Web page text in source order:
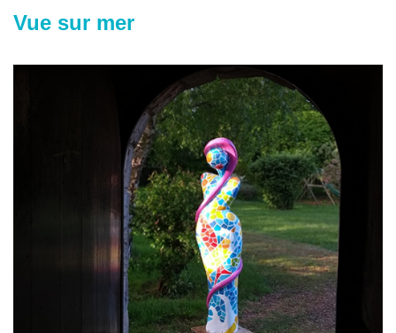
Vue sur mer